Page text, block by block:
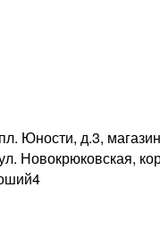
Юности, д.3,
Новокрюковская,
4